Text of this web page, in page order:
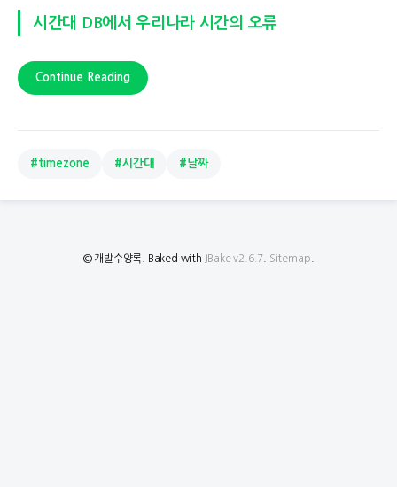
시간대 DB에서 우리나라 시간의 오류
Continue Reading
#timezone #시간대 #날짜
© 개발수양록. Baked with JBake v2.6.7 Sitemap